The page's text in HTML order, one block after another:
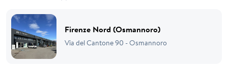
Firenze Nord (Osmannoro)
Via del Cantone 90 - Osmannoro